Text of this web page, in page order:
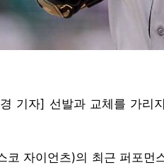
기자] 선발과 교체를 가리
코 자이언츠)의 최근 퍼포먼